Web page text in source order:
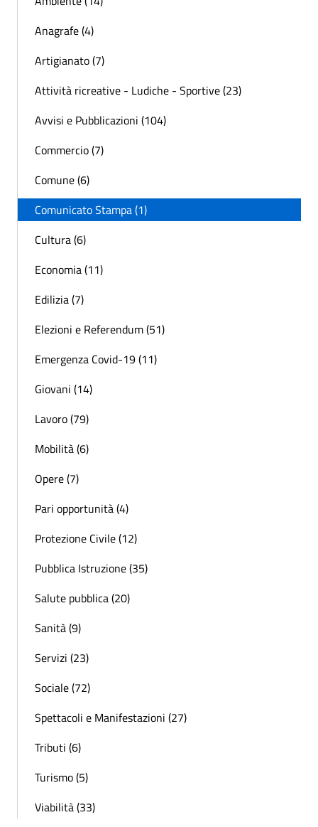
Anagrafe (4)
Artigianato (7)
Attività ricreative - Ludiche - Sportive (23)
Avvisi e Pubblicazioni (104)
Commercio (7)
Comune (6)
Comunicato Stampa (1)
Cultura (6)
Economia (11)
Edilizia (7)
Elezioni e Referendum (51)
Emergenza Covid-19 (11)
Giovani (14)
Lavoro (79)
Mobilità (6)
Opere (7)
Pari opportunità (4)
Protezione Civile (12)
Pubblica Istruzione (35)
Salute pubblica (20)
Sanità (9)
Servizi (23)
Sociale (72)
Spettacoli e Manifestazioni (27)
Tributi (6)
Turismo (5)
Viabilità (33)